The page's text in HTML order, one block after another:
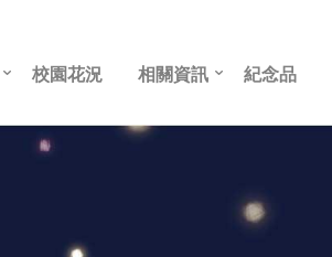
校園花況 相關資訊 紀念品